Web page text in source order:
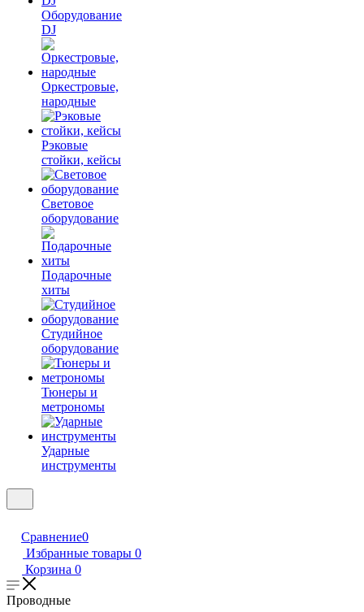
Оборудование
DJ
Оркестровые,
народные
Рэковые
стойки, кейсы
Световое
оборудование
Подарочные
хиты
Студийное
оборудование
Тюнеры и
метрономы
Ударные
инструменты
Сравнение0
Избранные товары 0
Корзина 0
Проводные